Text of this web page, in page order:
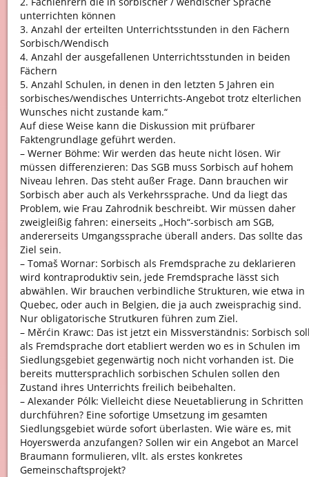
unterrichten können
3. Anzahl der erteilten Unterrichtsstunden in den Fächern
Sorbisch/Wendisch
4. Anzahl der ausgefallenen Unterrichtsstunden in beiden
Fächern
5. Anzahl Schulen, in denen in den letzten 5 Jahren ein
sorbisches/wendisches Unterrichts-Angebot trotz elterlichen
Wunsches nicht zustande kam.“
Auf diese Weise kann die Diskussion mit prüfbarer
Faktengrundlage geführt werden.
– Werner Böhme: Wir werden das heute nicht lösen. Wir
müssen differenzieren: Das SGB muss Sorbisch auf hohem
Niveau lehren. Das steht außer Frage. Dann brauchen wir
Sorbisch aber auch als Verkehrssprache. Und da liegt das
Problem, wie Frau Zahrodnik beschreibt. Wir müssen daher
zweigleißig fahren: einerseits „Hoch“-sorbisch am SGB,
andererseits Umgangssprache überall anders. Das sollte das
Ziel sein.
– Tomaš Wornar: Sorbisch als Fremdsprache zu deklarieren
wird kontraproduktiv sein, jede Fremdsprache lässt sich
abwählen. Wir brauchen verbindliche Strukturen, wie etwa in
Quebec, oder auch in Belgien, die ja auch zweisprachig sind.
Nur obligatorische Strutkuren führen zum Ziel.
– Měrćin Krawc: Das ist jetzt ein Missverständnis: Sorbisch
als Fremdsprache dort etabliert werden wo es in Schulen im
Siedlungsgebiet gegenwärtig noch nicht vorhanden ist. Die
bereits muttersprachlich sorbischen Schulen sollen den
Zustand ihres Unterrichts freilich beibehalten.
– Alexander Pólk: Vielleicht diese Neuetablierung in Schritten
durchführen? Eine sofortige Umsetzung im gesamten
Siedlungsgebiet würde sofort überlasten. Wie wäre es, mit
Hoyerswerda anzufangen? Sollen wir ein Angebot an Marcel
Braumann formulieren, vllt. als erstes konkretes
Gemeinschaftsprojekt?